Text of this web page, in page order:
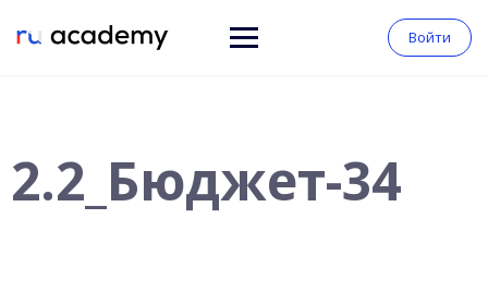
Войти
2.2_Бюджет-34